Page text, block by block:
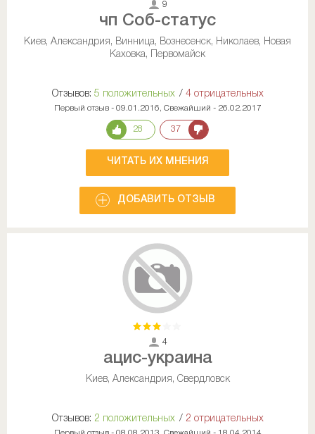
9
чп Соб-статус
Киев, Александрия, Винница, Вознесенск, Николаев, Новая
Каховка, Первомайск
Отзывов: 5 положительных / 4 отрицательных
Первый отзыв - 09.01.2016, Свежайший - 26.02.2017
28 37
ЧИТАТЬ ИХ МНЕНИЯ
ДОБАВИТЬ ОТЗЫВ
4
ацис-украина
Киев, Александрия, Свердловск
Отзывов: 2 положительных / 2 отрицательных